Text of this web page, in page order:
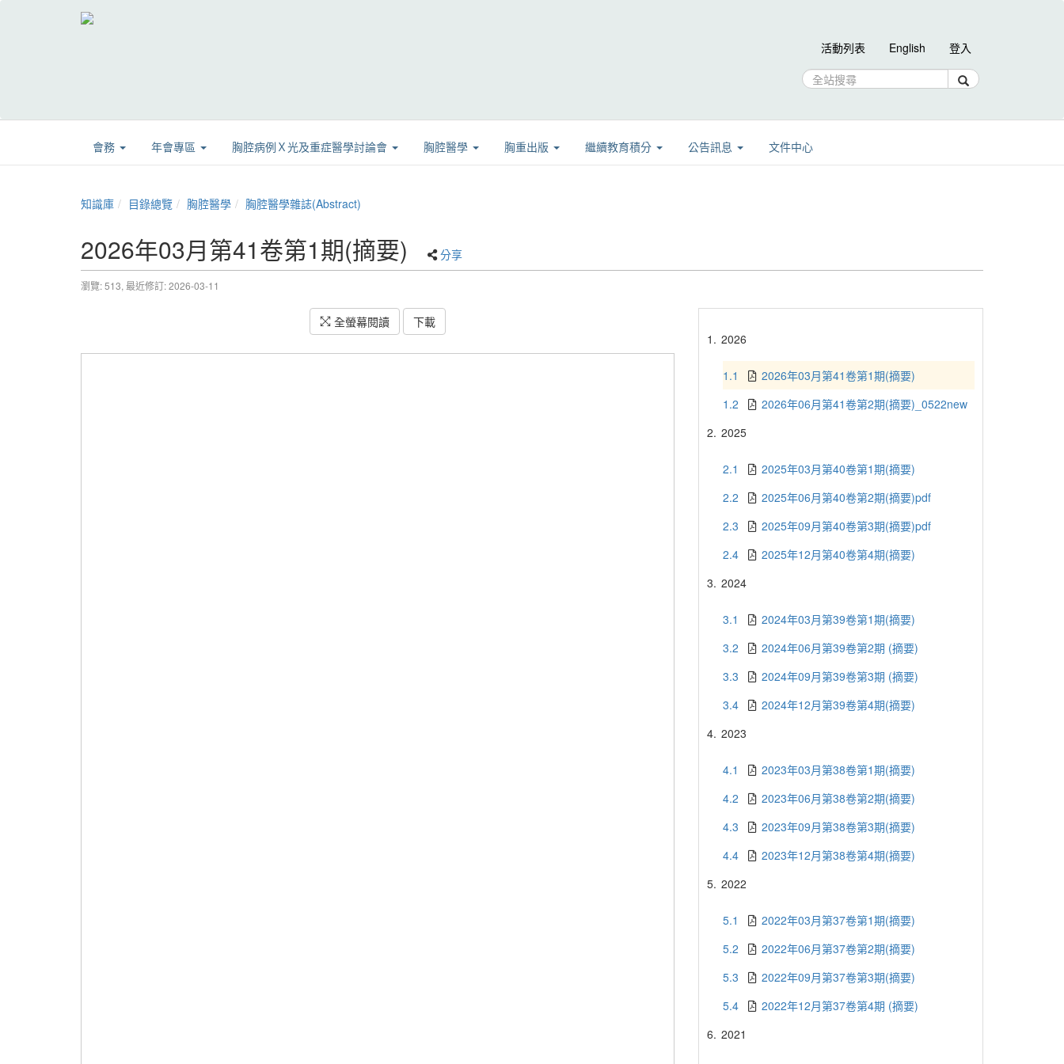
活動列表 English 登入
會務 年會專區 胸腔病例Ｘ光及重症醫學討論會 胸腔醫學 胸重出版 繼續教育積分 公告訊息 文件中心
知識庫 目錄總覽 胸腔醫學 胸腔醫學雜誌(Abstract)
2026年03月第41卷第1期(摘要) 分享
瀏覽: 513, 最近修訂: 2026-03-11
全螢幕閱讀
下載
1. 2026
1.1
2026年03月第41卷第1期(摘要)
1.2
2026年06月第41卷第2期(摘要)_0522new
2. 2025
2.1
2025年03月第40卷第1期(摘要)
2.2
2025年06月第40卷第2期(摘要)pdf
2.3
2025年09月第40卷第3期(摘要)pdf
2.4
2025年12月第40卷第4期(摘要)
3. 2024
3.1
2024年03月第39卷第1期(摘要)
3.2
2024年06月第39卷第2期 (摘要)
3.3
2024年09月第39卷第3期 (摘要)
3.4
2024年12月第39卷第4期(摘要)
4. 2023
4.1
2023年03月第38卷第1期(摘要)
4.2
2023年06月第38卷第2期(摘要)
4.3
2023年09月第38卷第3期(摘要)
4.4
2023年12月第38卷第4期(摘要)
5. 2022
5.1
2022年03月第37卷第1期(摘要)
5.2
2022年06月第37卷第2期(摘要)
5.3
2022年09月第37卷第3期(摘要)
5.4
2022年12月第37卷第4期 (摘要)
6. 2021